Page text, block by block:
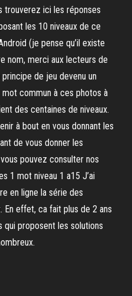
trouverez ici les réponses
les 10 niveaux de ce
(je pense qu’il existe
nom, merci aux lecteurs de
de jeu devenu un
commun à ces photos à
des centaines de niveaux.
à bout en vous donnant les
de vous donner les
pouvez consulter nos
1 mot niveau 1 a15 J’ai
en ligne la série des
En effet, ca fait plus de 2 ans
proposent les solutions